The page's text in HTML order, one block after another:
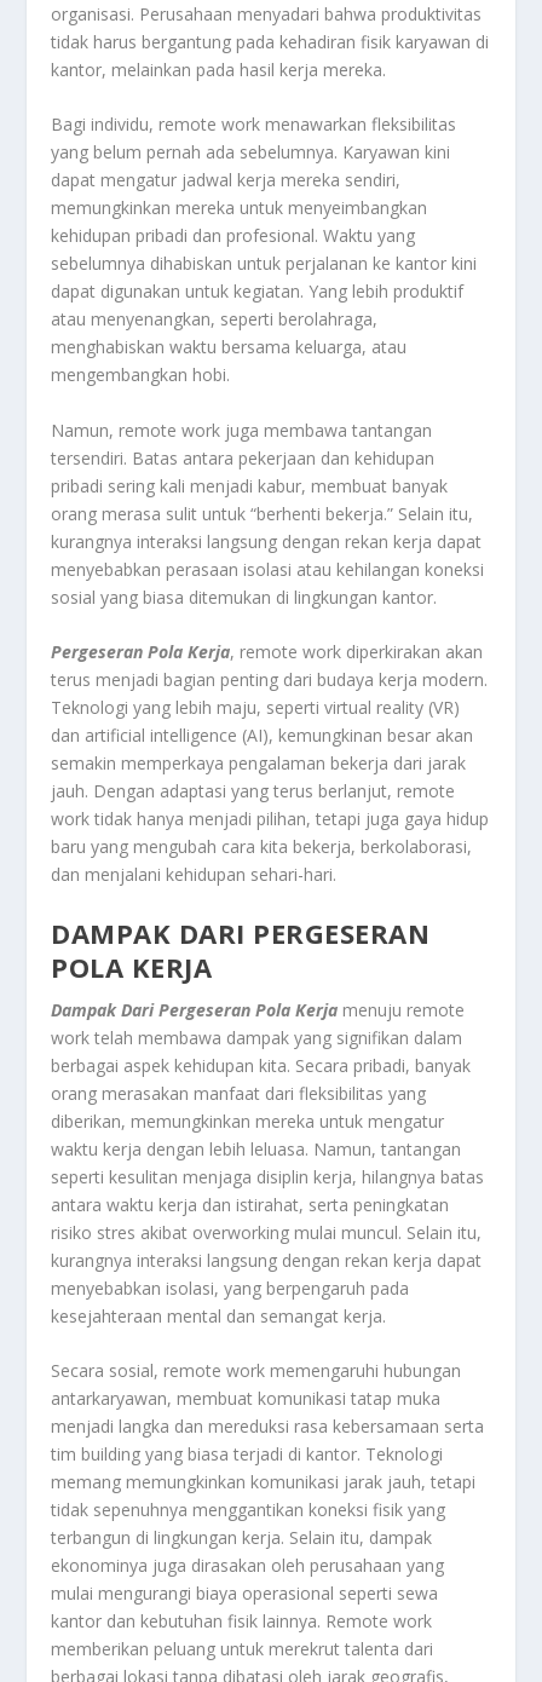
organisasi. Perusahaan menyadari bahwa produktivitas
tidak harus bergantung pada kehadiran fisik karyawan di
kantor, melainkan pada hasil kerja mereka.
Bagi individu, remote work menawarkan fleksibilitas
yang belum pernah ada sebelumnya. Karyawan kini
dapat mengatur jadwal kerja mereka sendiri,
memungkinkan mereka untuk menyeimbangkan
kehidupan pribadi dan profesional. Waktu yang
sebelumnya dihabiskan untuk perjalanan ke kantor kini
dapat digunakan untuk kegiatan. Yang lebih produktif
atau menyenangkan, seperti berolahraga,
menghabiskan waktu bersama keluarga, atau
mengembangkan hobi.
Namun, remote work juga membawa tantangan
tersendiri. Batas antara pekerjaan dan kehidupan
pribadi sering kali menjadi kabur, membuat banyak
orang merasa sulit untuk “berhenti bekerja.” Selain itu,
kurangnya interaksi langsung dengan rekan kerja dapat
menyebabkan perasaan isolasi atau kehilangan koneksi
sosial yang biasa ditemukan di lingkungan kantor.
Pergeseran Pola Kerja, remote work diperkirakan akan
terus menjadi bagian penting dari budaya kerja modern.
Teknologi yang lebih maju, seperti virtual reality (VR)
dan artificial intelligence (AI), kemungkinan besar akan
semakin memperkaya pengalaman bekerja dari jarak
jauh. Dengan adaptasi yang terus berlanjut, remote
work tidak hanya menjadi pilihan, tetapi juga gaya hidup
baru yang mengubah cara kita bekerja, berkolaborasi,
dan menjalani kehidupan sehari-hari.
DAMPAK DARI PERGESERAN
POLA KERJA
Dampak Dari Pergeseran Pola Kerja menuju remote
work telah membawa dampak yang signifikan dalam
berbagai aspek kehidupan kita. Secara pribadi, banyak
orang merasakan manfaat dari fleksibilitas yang
diberikan, memungkinkan mereka untuk mengatur
waktu kerja dengan lebih leluasa. Namun, tantangan
seperti kesulitan menjaga disiplin kerja, hilangnya batas
antara waktu kerja dan istirahat, serta peningkatan
risiko stres akibat overworking mulai muncul. Selain itu,
kurangnya interaksi langsung dengan rekan kerja dapat
menyebabkan isolasi, yang berpengaruh pada
kesejahteraan mental dan semangat kerja.
Secara sosial, remote work memengaruhi hubungan
antarkaryawan, membuat komunikasi tatap muka
menjadi langka dan mereduksi rasa kebersamaan serta
tim building yang biasa terjadi di kantor. Teknologi
memang memungkinkan komunikasi jarak jauh, tetapi
tidak sepenuhnya menggantikan koneksi fisik yang
terbangun di lingkungan kerja. Selain itu, dampak
ekonominya juga dirasakan oleh perusahaan yang
mulai mengurangi biaya operasional seperti sewa
kantor dan kebutuhan fisik lainnya. Remote work
memberikan peluang untuk merekrut talenta dari
berbagai lokasi tanpa dibatasi oleh jarak geografis,